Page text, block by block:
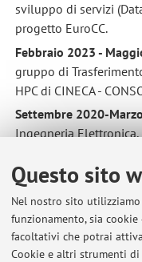
Questo sito
Nel nostro sito
funzionamento, sia
facoltativi che potrai
Cookie e altri strumenti
sviluppo di servizi
progetto EuroCC.
Febbraio 2023 -
gruppo di
HPC di CINECA -
Settembre 2020-
Ingegneria
Spiking Neural
basato su analisi di
Marchi, Correlatrice
Settembre 2016 -
Elettronica e
tesi dal titolo "